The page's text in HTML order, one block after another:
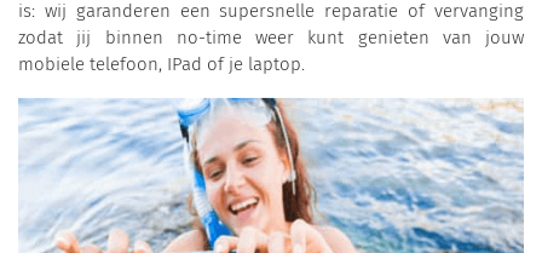
is: wij garanderen een supersnelle reparatie of vervanging
zodat jij binnen no-time weer kunt genieten van jouw
mobiele telefoon, IPad of je laptop.